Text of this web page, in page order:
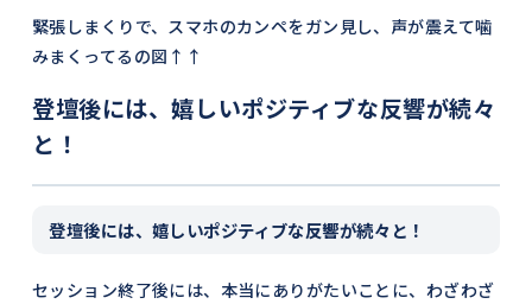
緊張しまくりで、スマホのカンペをガン見し、声が震えて噛
みまくってるの図↑↑
登壇後には、嬉しいポジティブな反響が続々
と！
登壇後には、嬉しいポジティブな反響が続々と！
セッション終了後には、本当にありがたいことに、わざわざ